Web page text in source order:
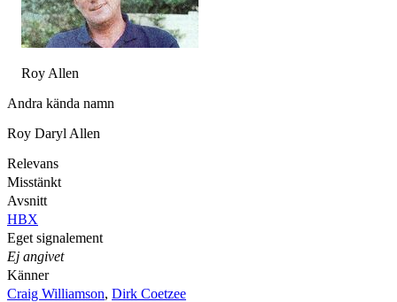
Roy Allen
Andra kända namn
Roy Daryl Allen
Relevans
Misstänkt
Avsnitt
HBX
Eget signalement
Ej angivet
Känner
Craig Williamson, Dirk Coetzee